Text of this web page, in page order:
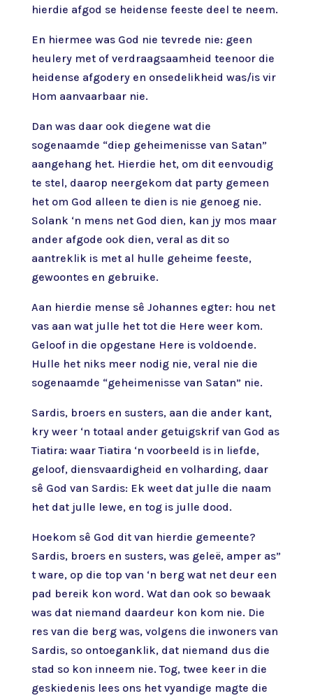
hierdie afgod se heidense feeste deel te neem.
En hiermee was God nie tevrede nie: geen
heulery met of verdraagsaamheid teenoor die
heidense afgodery en onsedelikheid was/is vir
Hom aanvaarbaar nie.
Dan was daar ook diegene wat die
sogenaamde “diep geheimenisse van Satan”
aangehang het. Hierdie het, om dit eenvoudig
te stel, daarop neergekom dat party gemeen
het om God alleen te dien is nie genoeg nie.
Solank ‘n mens net God dien, kan jy mos maar
ander afgode ook dien, veral as dit so
aantreklik is met al hulle geheime feeste,
gewoontes en gebruike.
Aan hierdie mense sê Johannes egter: hou net
vas aan wat julle het tot die Here weer kom.
Geloof in die opgestane Here is voldoende.
Hulle het niks meer nodig nie, veral nie die
sogenaamde “geheimenisse van Satan” nie.
Sardis, broers en susters, aan die ander kant,
kry weer ‘n totaal ander getuigskrif van God as
Tiatira: waar Tiatira ‘n voorbeeld is in liefde,
geloof, diensvaardigheid en volharding, daar
sê God van Sardis: Ek weet dat julle die naam
het dat julle lewe, en tog is julle dood.
Hoekom sê God dit van hierdie gemeente?
Sardis, broers en susters, was geleë, amper as”
t ware, op die top van ‘n berg wat net deur een
pad bereik kon word. Wat dan ook so bewaak
was dat niemand daardeur kon kom nie. Die
res van die berg was, volgens die inwoners van
Sardis, so ontoeganklik, dat niemand dus die
stad so kon inneem nie. Tog, twee keer in die
geskiedenis lees ons het vyandige magte die